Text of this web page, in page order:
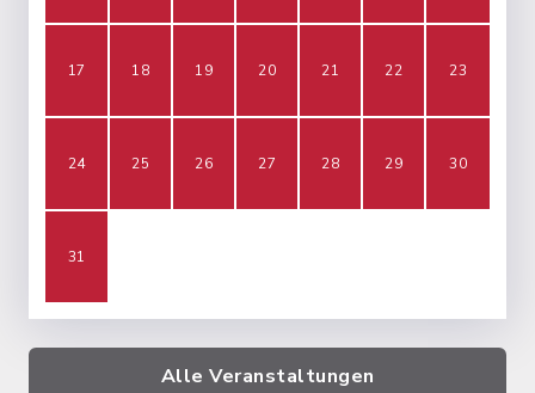
17 18 19 20 21 22 23
24 25 26 27 28 29 30
31
Alle Veranstaltungen